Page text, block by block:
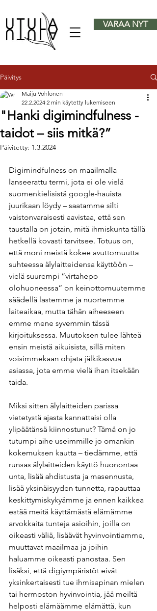
VARAA NYT
Päivitys
"Hanki digimindfulness -
taidot – siis mitkä?”
Maiju Vohlonen
22.2.2024 2 min käytetty lukemiseen
Päivitetty: 1.3.2024
Digimindfulness on maailmalla
lanseerattu termi, jota ei ole vielä
suomenkielisistä google-hauista
juurikaan löydy – saatamme silti
vaistonvaraisesti aavistaa, että sen
taustalla on jotain, mitä ihmiskunta tällä
hetkellä kovasti tarvitsee. Totuus on,
että moni meistä kokee avuttomuutta
suhteessa älylaitteidensa käyttöön –
vielä suurempi ”virtahepo
olohuoneessa” on keinottomuutemme
säädellä lastemme ja nuortemme
laiteaikaa, mutta tähän aiheeseen
emme mene syvemmin tässä
kirjoituksessa. Muutoksen tulee lähteä
ensin meistä aikuisista, sillä miten
voisimmekaan ohjata jälkikasvua
asiassa, jota emme vielä ihan itsekään
taida.
Miksi sitten älylaitteiden parissa
vietetystä ajasta kannattaisi olla
ylipäätänsä kiinnostunut? Tämä on jo
tutumpi aihe useimmille jo omankin
kokemuksen kautta – tiedämme, että
runsas älylaitteiden käyttö huonontaa
unta, lisää ahdistusta ja masennusta,
lisää yksinäisyyden tunnetta, rapauttaa
keskittymiskykyämme ja ennen kaikkea
estää meitä käyttämästä elämämme
arvokkaita tunteja asioihin, joilla on
oikeasti väliä, lisäävät hyvinvointiamme,
muuttavat maailmaa ja joihin
haluamme oikeasti panostaa. Sen
lisäksi, että digiympäristöt eivät
yksinkertaisesti tue ihmisapinan mielen
tai hermoston hyvinvointia, jää meiltä
helposti elämäämme elämättä, kun